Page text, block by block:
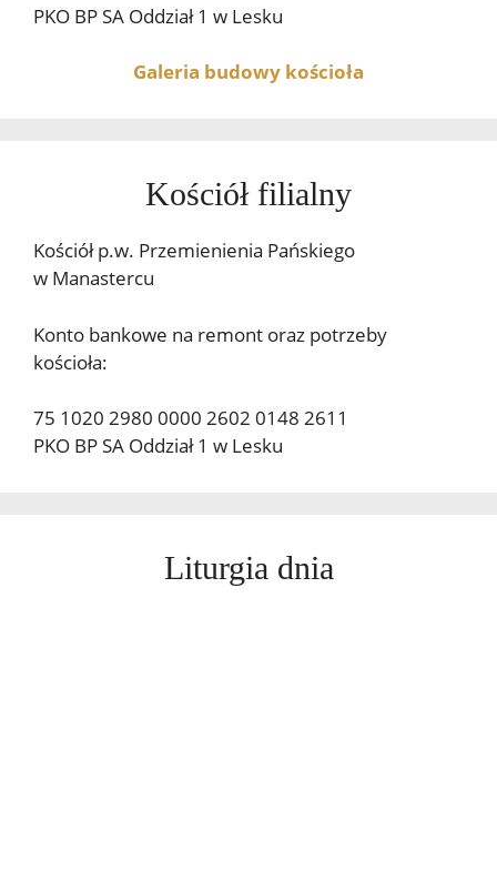
PKO BP SA Oddział 1 w Lesku
Galeria budowy kościoła
Kościół filialny
Kościół p.w. Przemienienia Pańskiego
w Manastercu
Konto bankowe na remont oraz potrzeby
kościoła:
75 1020 2980 0000 2602 0148 2611
PKO BP SA Oddział 1 w Lesku
Liturgia dnia